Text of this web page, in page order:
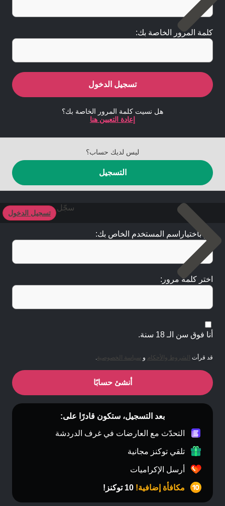
كلمة المرور الخاصة بك:
تسجيل الدخول
هل نسيت كلمة المرور الخاصة بك؟
إعادة التعيين هنا
ليس لديك حساب؟
التسجيل
سجّل
تسجيل الدخول
قم باختياراسم المستخدم الخاص بك:
اختر كلمة مرور:
أنا فوق سن الـ 18 سنة.
قد قرأت الشروط والأحكام و سياسة الخصوصية.
أنشئ حسابًا
بعد التسجيل، ستكون قادرًا على:
التحدّث مع العارضات في غرف الدردشة
تلقي توكنز مجانية
أرسل الإكراميات
مكافأة إضافية!